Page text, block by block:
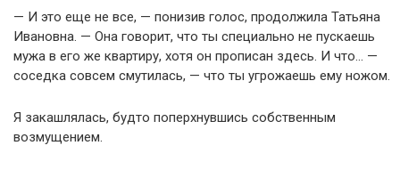
— И это еще не все, — понизив голос, продолжила Татьяна
Ивановна. — Она говорит, что ты специально не пускаешь
мужа в его же квартиру, хотя он прописан здесь. И что… —
соседка совсем смутилась, — что ты угрожаешь ему ножом.
Я закашлялась, будто поперхнувшись собственным
возмущением.